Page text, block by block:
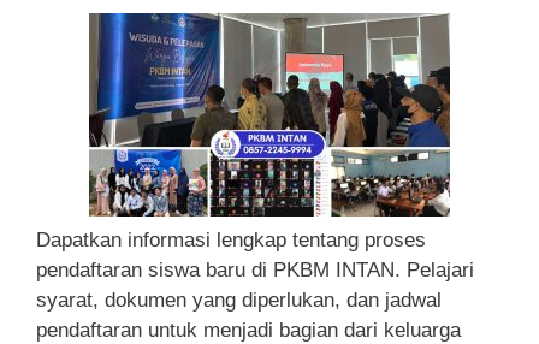
Dapatkan informasi lengkap tentang proses
pendaftaran siswa baru di PKBM INTAN. Pelajari
syarat, dokumen yang diperlukan, dan jadwal
pendaftaran untuk menjadi bagian dari keluarga